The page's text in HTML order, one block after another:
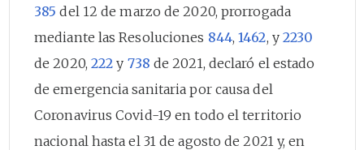
385 del 12 de marzo de 2020, prorrogada
mediante las Resoluciones 844,1462, y 2230
de 2020, 222 y 738 de 2021, declaró el estado
de emergencia sanitaria por causa del
Coronavirus Covid-19 en todo el territorio
nacional hasta el 31 de agosto de 2021 y, en